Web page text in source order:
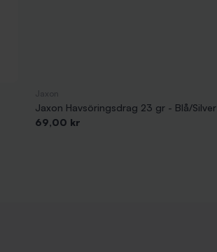
Jaxon Havsöringsdrag 23 gr - Blå/Silver
Pris
69,00 kr